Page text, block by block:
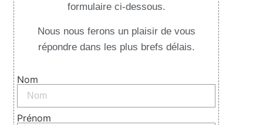
formulaire ci-dessous.
Nous nous ferons un plaisir de vous
répondre dans les plus brefs délais.
Nom
Prénom